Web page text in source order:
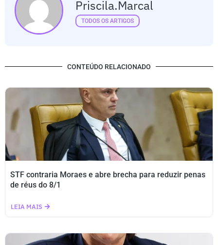
Priscila.marcal
TODOS OS ARTIGOS
CONTEÚDO RELACIONADO
STF contraria Moraes e abre brecha para reduzir penas
de réus do 8/1
LEIA MAIS